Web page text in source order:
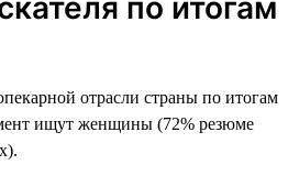
по итогам
отрасли страны по итогам
ищут женщины (72% резюме